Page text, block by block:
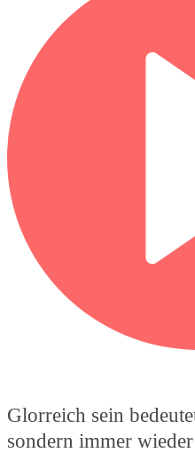
Glorreich sein
sondern immer